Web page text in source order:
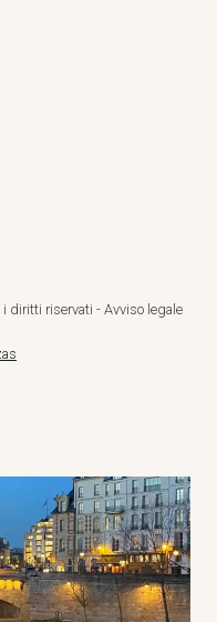
diritti riservati - Avviso legale